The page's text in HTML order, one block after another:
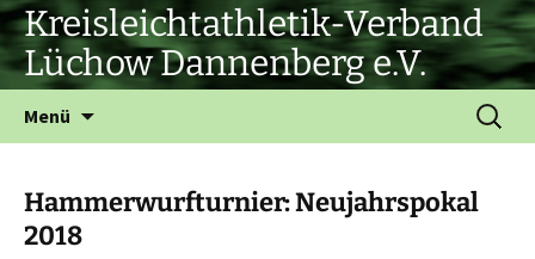
Zum
Inhalt
springen
Kreisleichtathletik-Verband
Lüchow Dannenberg e.V.
Menü
Suchen
nach:
Hammerwurfturnier: Neujahrspokal
2018